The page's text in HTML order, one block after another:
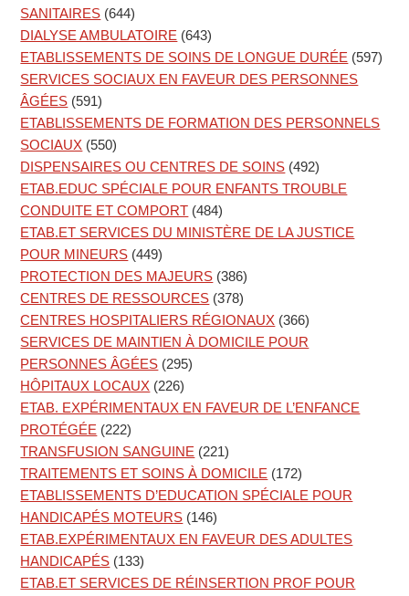
SANITAIRES (644)
DIALYSE AMBULATOIRE (643)
ETABLISSEMENTS DE SOINS DE LONGUE DURÉE (597)
SERVICES SOCIAUX EN FAVEUR DES PERSONNES
ÂGÉES (591)
ETABLISSEMENTS DE FORMATION DES PERSONNELS
SOCIAUX (550)
DISPENSAIRES OU CENTRES DE SOINS (492)
ETAB.EDUC SPÉCIALE POUR ENFANTS TROUBLE
CONDUITE ET COMPORT (484)
ETAB.ET SERVICES DU MINISTÈRE DE LA JUSTICE
POUR MINEURS (449)
PROTECTION DES MAJEURS (386)
CENTRES DE RESSOURCES (378)
CENTRES HOSPITALIERS RÉGIONAUX (366)
SERVICES DE MAINTIEN À DOMICILE POUR
PERSONNES ÂGÉES (295)
HÔPITAUX LOCAUX (226)
ETAB. EXPÉRIMENTAUX EN FAVEUR DE L’ENFANCE
PROTÉGÉE (222)
TRANSFUSION SANGUINE (221)
TRAITEMENTS ET SOINS À DOMICILE (172)
ETABLISSEMENTS D’EDUCATION SPÉCIALE POUR
HANDICAPÉS MOTEURS (146)
ETAB.EXPÉRIMENTAUX EN FAVEUR DES ADULTES
HANDICAPÉS (133)
ETAB.ET SERVICES DE RÉINSERTION PROF POUR